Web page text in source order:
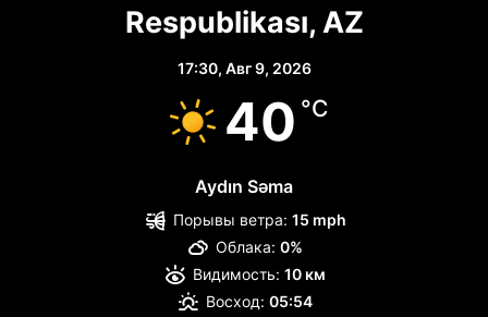
Respublikası, AZ
17:30, Авг 9, 2026
40 °C
Aydın Səma
Порывы ветра: 15 mph
Облака: 0%
Видимость: 10 км
Восход: 05:54